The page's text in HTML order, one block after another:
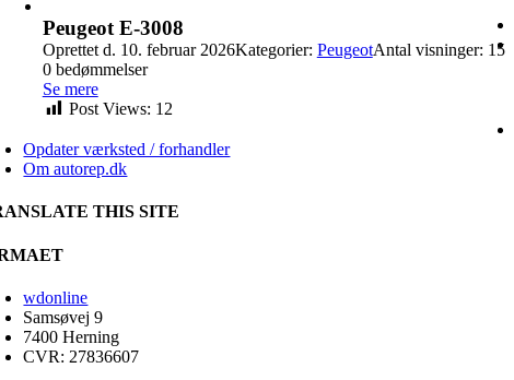
Peugeot E-3008
Oprettet d. 10. februar 2026Kategorier: PeugeotAntal visninger: 15
0 bedømmelser
Se mere
Post Views: 12
Opdater værksted / forhandler
Om autorep.dk
THIS SITE
wdonline
Samsøvej 9
7400 Herning
CVR: 27836607